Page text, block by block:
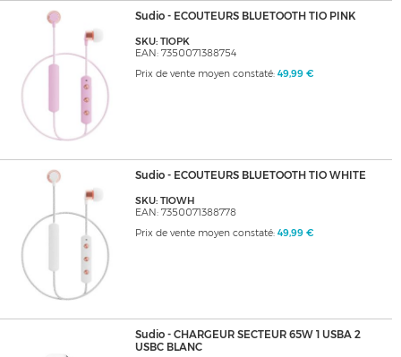
Sudio - ECOUTEURS BLUETOOTH TIO PINK
SKU: TIOPK
EAN: 7350071388754
Prix de vente moyen constaté: 49,99 €
Sudio - ECOUTEURS BLUETOOTH TIO WHITE
SKU: TIOWH
EAN: 7350071388778
Prix de vente moyen constaté: 49,99 €
Sudio - CHARGEUR SECTEUR 65W 1 USBA 2
USBC BLANC